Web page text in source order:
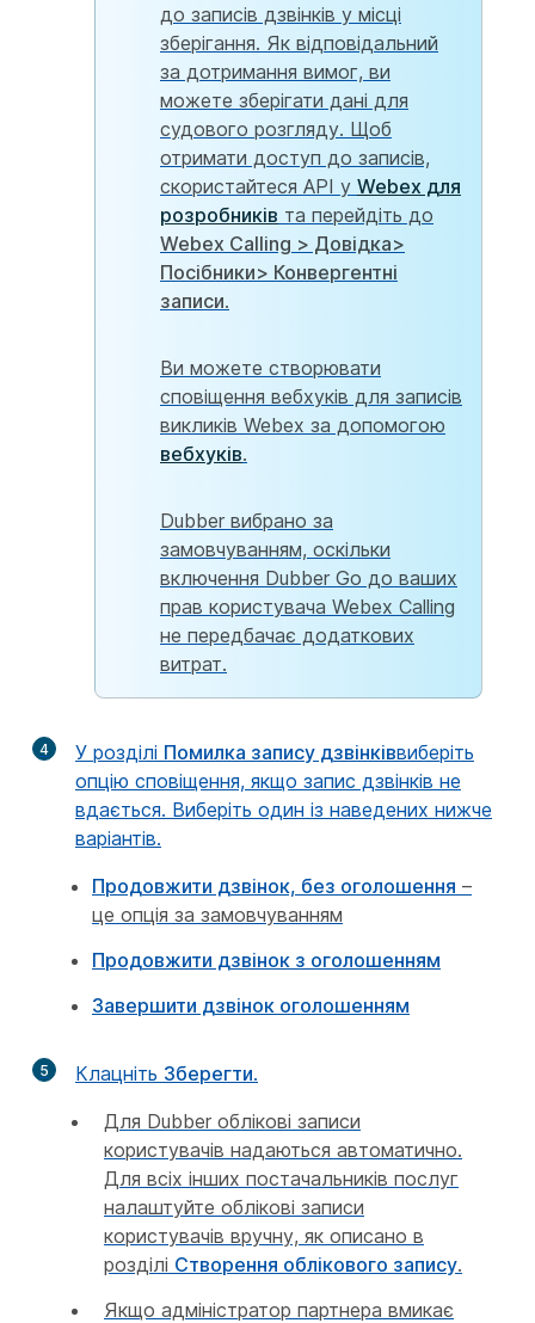
до записів дзвінків у місці
зберігання. Як відповідальний
за дотримання вимог, ви
можете зберігати дані для
судового розгляду. Щоб
отримати доступ до записів,
скористайтеся API у Webex для
розробників та перейдіть до
Webex Calling > Довідка>
Посібники> Конвергентні
записи.
Ви можете створювати
сповіщення вебхуків для записів
викликів Webex за допомогою
вебхуків.
Dubber вибрано за
замовчуванням, оскільки
включення Dubber Go до ваших
прав користувача Webex Calling
не передбачає додаткових
витрат.
4 У розділі Помилка запису дзвінківвиберіть
опцію сповіщення, якщо запис дзвінків не
вдається. Виберіть один із наведених нижче
варіантів.
Продовжити дзвінок, без оголошення –
це опція за замовчуванням
Продовжити дзвінок з оголошенням
Завершити дзвінок оголошенням
5 Клацніть Зберегти.
Для Dubber облікові записи
користувачів надаються автоматично.
Для всіх інших постачальників послуг
налаштуйте облікові записи
користувачів вручну, як описано в
розділі Створення облікового запису.
Якщо адміністратор партнера вмикає